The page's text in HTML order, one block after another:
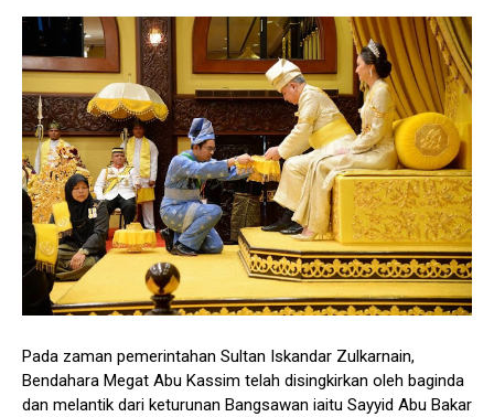
Pada zaman pemerintahan Sultan Iskandar Zulkarnain,
Bendahara Megat Abu Kassim telah disingkirkan oleh baginda
dan melantik dari keturunan Bangsawan iaitu Sayyid Abu Bakar